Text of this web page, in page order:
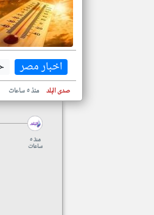
اخبار مصر
صدى البلد منذ ٥ ساعات
منذ ٥
ساعات